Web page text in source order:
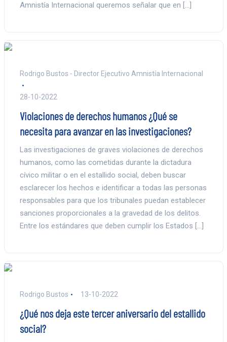
Amnistía Internacional queremos señalar que en […]
Rodrigo Bustos - Director Ejecutivo Amnistía Internacional
28-10-2022
Violaciones de derechos humanos ¿Qué se
necesita para avanzar en las investigaciones?
Las investigaciones de graves violaciones de derechos
humanos, como las cometidas durante la dictadura
cívico militar o en el estallido social, deben buscar
esclarecer los hechos e identificar a todas las personas
responsables para que los tribunales puedan establecer
sanciones proporcionales a la gravedad de los delitos.
Entre los estándares que deben cumplir los Estados […]
Rodrigo Bustos 13-10-2022
¿Qué nos deja este tercer aniversario del estallido
social?